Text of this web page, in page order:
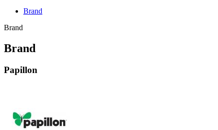
Brand
Brand
Brand
Papillon